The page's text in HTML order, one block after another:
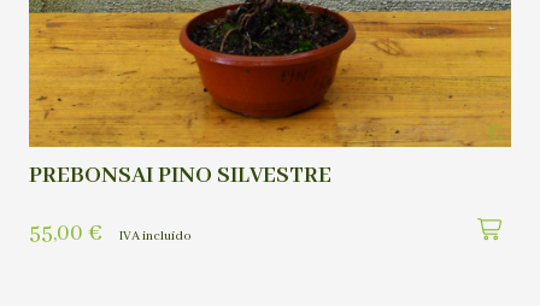
PREBONSAI PINO SILVESTRE
55,00 € IVA incluído